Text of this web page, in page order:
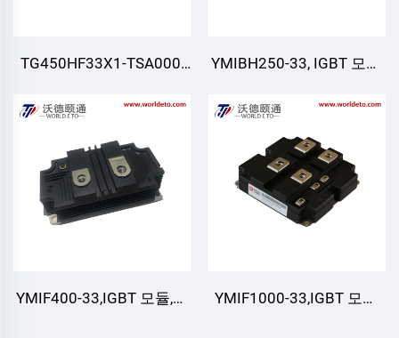
TG450HF33X1-TSA000,
YMIBH250-33, IGBT 모듈,
YMIF400-33,IGBT 모듈,단
YMIF1000-33,IGBT 모듈,